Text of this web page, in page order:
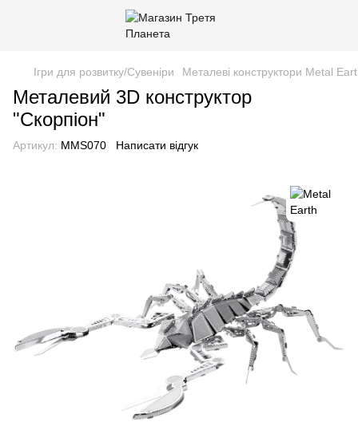
Ігри для розвитку/Сувеніри Металеві конструктори Metal
Металевий 3D конструктор
"Скорпіон"
Артикул: MMS070 Написати відгук